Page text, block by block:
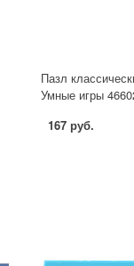
Пазл
Умные игры
167 руб.